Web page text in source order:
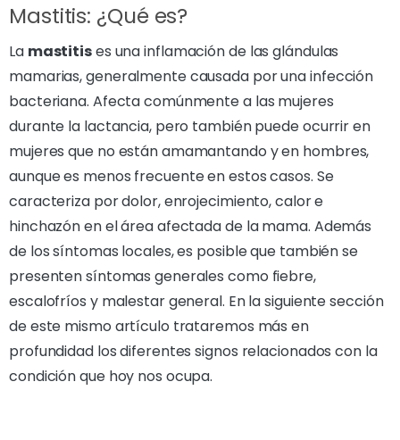
Mastitis: ¿Qué es?
La mastitises una inflamación de las glándulas
mamarias, generalmente causada por una infección
bacteriana. Afecta comúnmente a las mujeres
durante la lactancia, pero también puede ocurrir en
mujeres que no están amamantando y en hombres,
aunque es menos frecuente en estos casos. Se
caracteriza por dolor, enrojecimiento, calor e
hinchazón en el área afectada de la mama. Además
de los síntomas locales, es posible que también se
presenten síntomas generales como fiebre,
escalofríos y malestar general. En la siguiente sección
de este mismo artículo trataremos más en
profundidad los diferentes signos relacionados con la
condición que hoy nos ocupa.